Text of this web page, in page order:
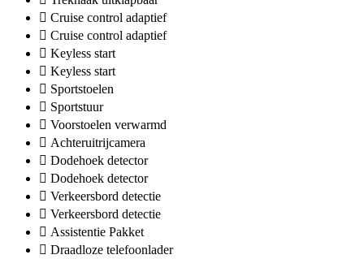
Cruise control adaptief
Cruise control adaptief
Keyless start
Keyless start
Sportstoelen
Sportstuur
Voorstoelen verwarmd
Achteruitrijcamera
Dodehoek detector
Dodehoek detector
Verkeersbord detectie
Verkeersbord detectie
Assistentie Pakket
Draadloze telefoonlader